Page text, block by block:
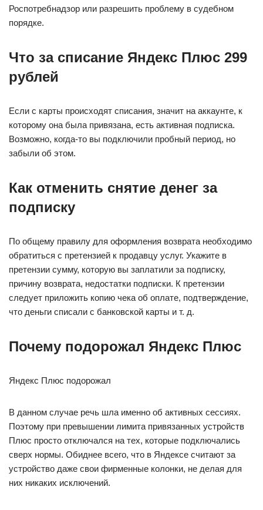
Роспотребнадзор или разрешить проблему в судебном
порядке.
Что за списание Яндекс Плюс 299
рублей
Если с карты происходят списания, значит на аккаунте, к
которому она была привязана, есть активная подписка.
Возможно, когда-то вы подключили пробный период, но
забыли об этом.
Как отменить снятие денег за
подписку
По общему правилу для оформления возврата необходимо
обратиться с претензией к продавцу услуг. Укажите в
претензии сумму, которую вы заплатили за подписку,
причину возврата, недостатки подписки. К претензии
следует приложить копию чека об оплате, подтверждение,
что деньги списали с банковской карты и т. д.
Почему подорожал Яндекс Плюс
Яндекс Плюс подорожал
В данном случае речь шла именно об активных сессиях.
Поэтому при превышении лимита привязанных устройств
Плюс просто отключался на тех, которые подключались
сверх нормы. Обиднее всего, что в Яндексе считают за
устройство даже свои фирменные колонки, не делая для
них никаких исключений.